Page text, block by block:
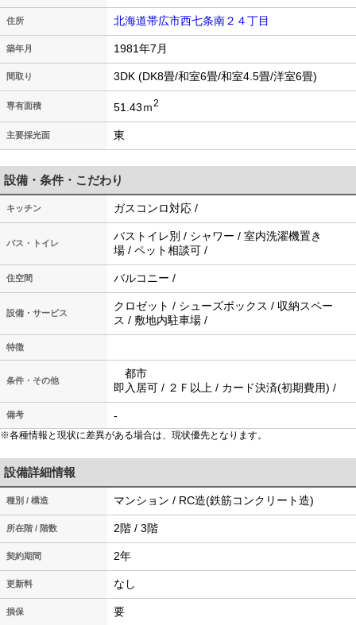
住所 北海道帯広市西七条南２４丁目
築年月 1981年7月
間取り 3DK (DK8畳/和室6畳/和室4.5畳/洋室6畳)
専有面積 51.43ｍ2
主要採光面 東
設備・条件・こだわり
キッチン ガスコンロ対応 /
バス・トイレ
バストイレ別 / シャワー / 室内洗濯機置き
場 / ペット相談可 /
住空間 バルコニー /
設備・サービス
クロゼット / シューズボックス / 収納スペー
ス / 敷地内駐車場 /
特徴
条件・その他
都市
即入居可 / ２Ｆ以上 / カード決済(初期費用) /
備考 -
※各種情報と現状に差異がある場合は、現状優先となります。
設備詳細情報
種別 / 構造 マンション / RC造(鉄筋コンクリート造)
所在階 / 階数 2階 / 3階
契約期間 2年
更新料 なし
損保 要